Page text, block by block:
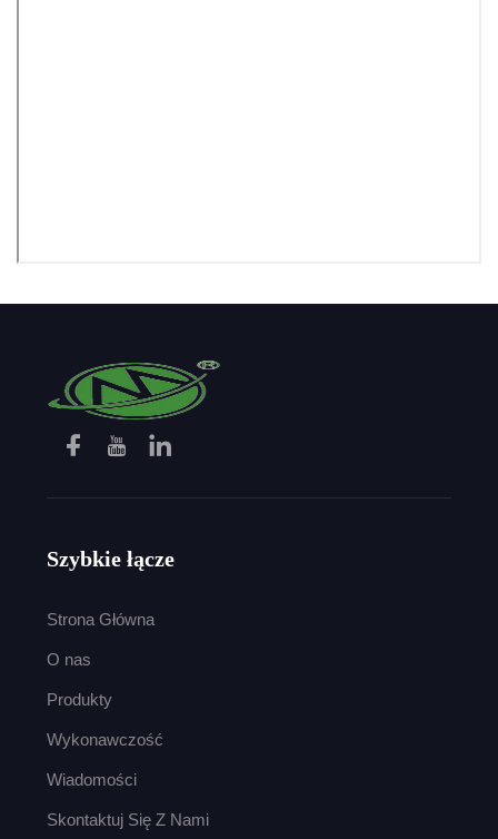
Szybkie łącze
Strona Główna
O nas
Produkty
Wykonawczość
Wiadomości
Skontaktuj Się Z Nami